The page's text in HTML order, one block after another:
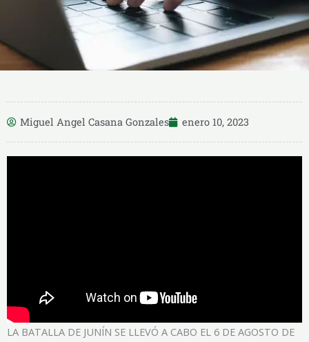
Miguel Angel Casana Gonzales enero 10, 2023
LA BATALLA DE JUNÍN SE LLEVÓ A CABO EL 6 DE AGOSTO DE